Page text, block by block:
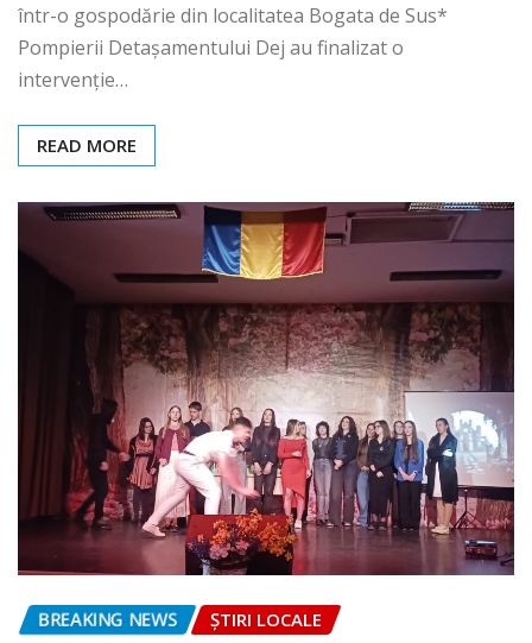
într-o gospodărie din localitatea Bogata de Sus*
Pompierii Detașamentului Dej au finalizat o
intervenție…
READ MORE
BREAKING NEWS ȘTIRI LOCALE